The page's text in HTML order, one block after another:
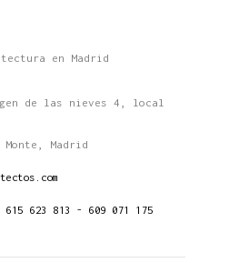
en Madrid
de las nieves 4, local
Madrid
615 623 813 - 609 071 175